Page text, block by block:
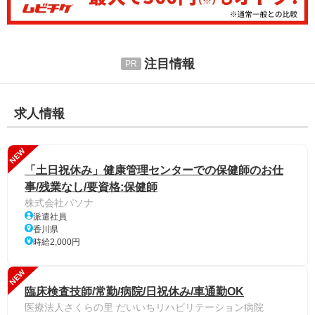
注目情報
求人情報
NEW
「土日祝休み」健康管理センターでの保健師のお仕
事/残業なし/要資格:保健師
株式会社パソナ
派遣社員
香川県
時給2,000円
NEW
臨床検査技師/常勤/病院/日祝休み/車通勤OK
医療法人さくらの里 だいいちリハビリテーション病院